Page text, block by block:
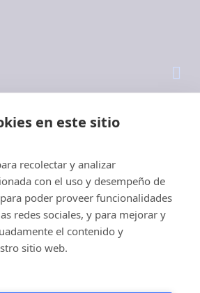
en este sitio
recolectar y analizar
con el uso y desempeño de
poder proveer funcionalidades
redes sociales, y para mejorar y
el contenido y
sitio web.